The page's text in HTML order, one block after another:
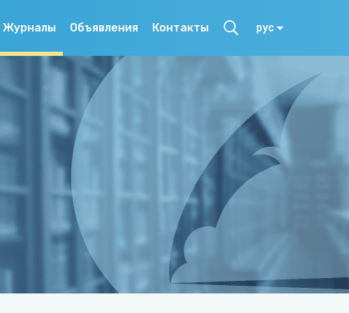
Журналы Объявления Контакты рус